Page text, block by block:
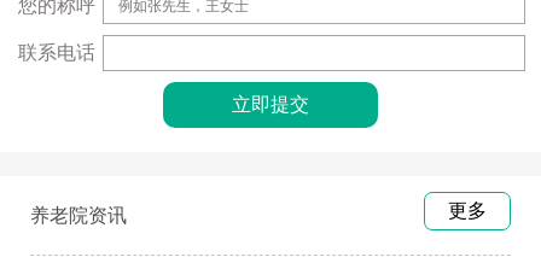
您的称呼
联系电话
养老院资讯 更多